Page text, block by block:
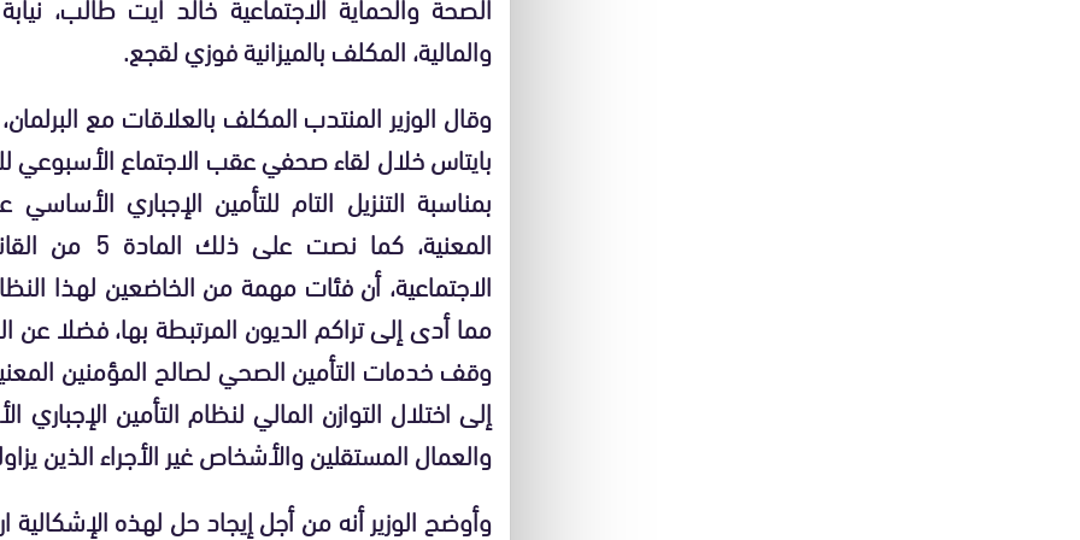
والمالية، المكلف بالميزانية فوزي لقجع.
وقال الوزير المنتدب المكلف بالعلاقات مع
بايتاس خلال لقاء صحفي عقب الاجتماع الأسبوعي
بمناسبة التنزيل التام للتأمين الإجباري
الاجتماعية، أن فئات مهمة من الخاضعين لهذا
مما أدى إلى تراكم الديون المرتبطة بها، فضلا عن
وقف خدمات التأمين الصحي لصالح المؤمنين
إلى اختلال التوازن المالي لنظام التأمين
والعمال المستقلين والأشخاص غير الأجراء الذين
وأوضح الوزير أنه من أجل إيجاد حل لهذه الإشكالية